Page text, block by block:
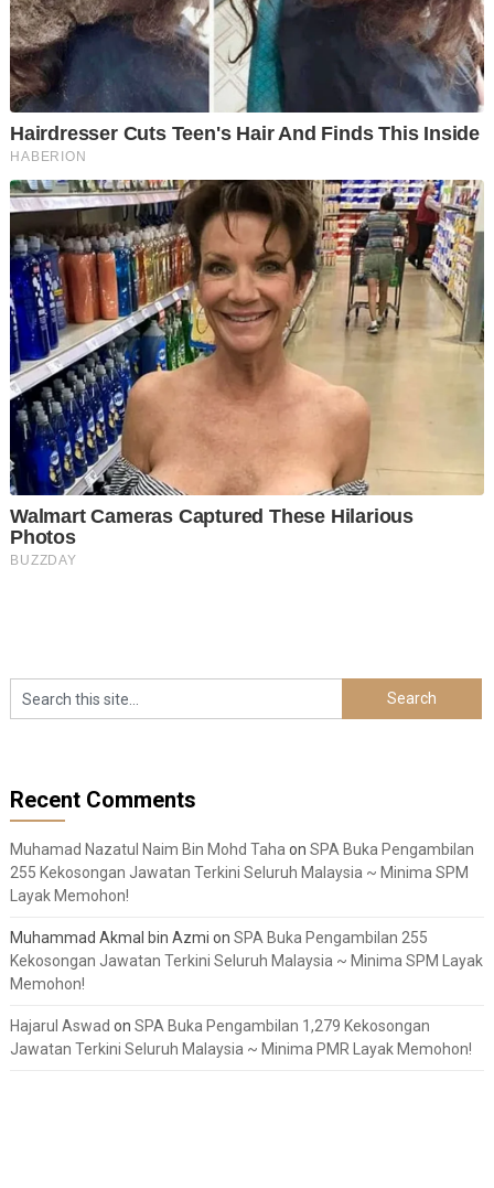
Recent Comments
Muhamad Nazatul Naim Bin Mohd Tahaon SPA Buka Pengambilan
255 Kekosongan Jawatan Terkini Seluruh Malaysia ~ Minima SPM
Layak Memohon!
Muhammad Akmal bin Azmi on SPA Buka Pengambilan 255
Kekosongan Jawatan Terkini Seluruh Malaysia ~ Minima SPM Layak
Memohon!
Hajarul Aswad on SPA Buka Pengambilan 1,279 Kekosongan
Jawatan Terkini Seluruh Malaysia ~ Minima PMR Layak Memohon!